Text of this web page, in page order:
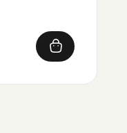
produkt